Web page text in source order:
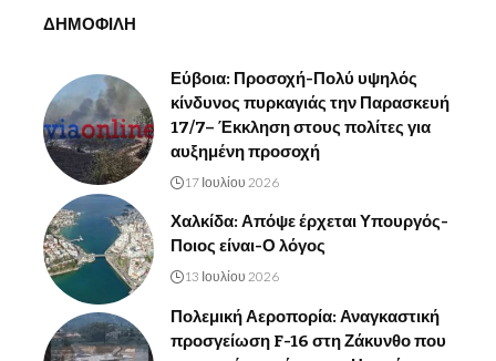
ΔΗΜΟΦΙΛΗ
Εύβοια: Προσοχή-Πολύ υψηλός
κίνδυνος πυρκαγιάς την Παρασκευή
17/7– Έκκληση στους πολίτες για
αυξημένη προσοχή
17 Ιουλίου 2026
Χαλκίδα: Απόψε έρχεται Υπουργός-
Ποιος είναι-Ο λόγος
13 Ιουλίου 2026
Πολεμική Αεροπορία: Αναγκαστική
προσγείωση F-16 στη Ζάκυνθο που